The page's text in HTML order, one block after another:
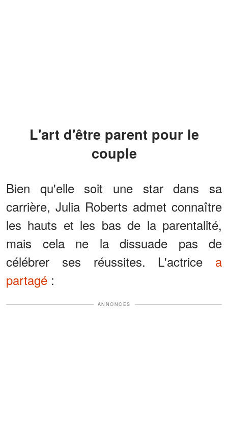
L'art d'être parent pour le
couple
Bien qu'elle soit une star dans sa
carrière, Julia Roberts admet connaître
les hauts et les bas de la parentalité,
mais cela ne la dissuade pas de
célébrer ses réussites. L'actrice a
partagé :
ANNONCES